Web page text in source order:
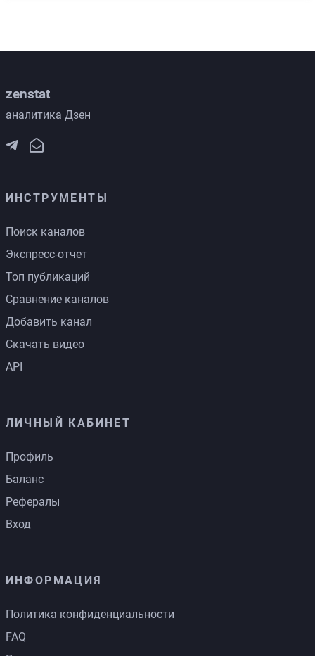
zenstat
аналитика Дзен
ИНСТРУМЕНТЫ
Поиск каналов
Экспресс-отчет
Топ публикаций
Сравнение каналов
Добавить канал
Скачать видео
API
ЛИЧНЫЙ КАБИНЕТ
Профиль
Баланс
Рефералы
Вход
ИНФОРМАЦИЯ
Политика конфиденциальности
FAQ